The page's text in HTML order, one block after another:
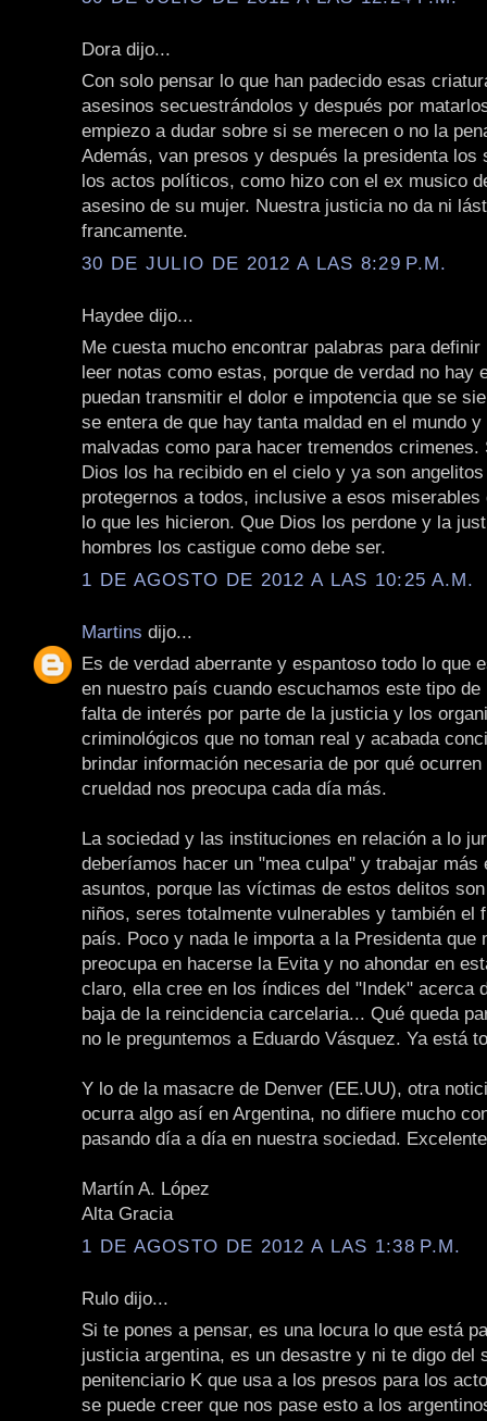
Dora dijo...
Con solo pensar lo que han padecido esas
asesinos secuestrándolos y después por
empiezo a dudar sobre si se merecen o no la
Además, van presos y después la presidenta los
los actos políticos, como hizo con el ex musico
asesino de su mujer. Nuestra justicia no da ni
francamente.
30 DE JULIO DE 2012 A LAS 8:29 P.M.
Haydee dijo...
Me cuesta mucho encontrar palabras para
leer notas como estas, porque de verdad no hay
puedan transmitir el dolor e impotencia que se
se entera de que hay tanta maldad en el mundo
malvadas como para hacer tremendos crimenes.
Dios los ha recibido en el cielo y ya son
protegernos a todos, inclusive a esos miserables
lo que les hicieron. Que Dios los perdone y la
hombres los castigue como debe ser.
1 DE AGOSTO DE 2012 A LAS 10:25 A.M.
Martins dijo...
Es de verdad aberrante y espantoso todo lo que
en nuestro país cuando escuchamos este tipo
falta de interés por parte de la justicia y los
criminológicos que no toman real y acabada
brindar información necesaria de por qué
crueldad nos preocupa cada día más.
La sociedad y las instituciones en relación a lo
deberíamos hacer un "mea culpa" y trabajar más
asuntos, porque las víctimas de estos delitos
niños, seres totalmente vulnerables y también el
país. Poco y nada le importa a la Presidenta que
preocupa en hacerse la Evita y no ahondar en
claro, ella cree en los índices del "Indek" acerca
baja de la reincidencia carcelaria... Qué queda
no le preguntemos a Eduardo Vásquez. Ya está
Y lo de la masacre de Denver (EE.UU), otra
ocurra algo así en Argentina, no difiere mucho
pasando día a día en nuestra sociedad.
Martín A. López
Alta Gracia
1 DE AGOSTO DE 2012 A LAS 1:38 P.M.
Rulo dijo...
Si te pones a pensar, es una locura lo que está
justicia argentina, es un desastre y ni te digo del
penitenciario K que usa a los presos para los
se puede creer que nos pase esto a los